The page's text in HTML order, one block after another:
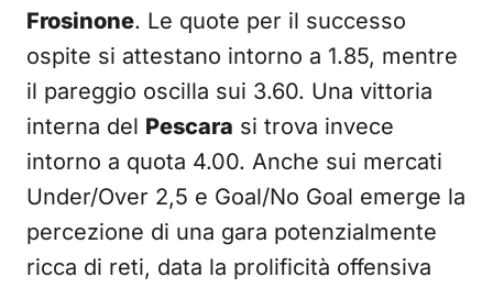
Frosinone. Le quote per il successo
ospite si attestano intorno a 1.85, mentre
il pareggio oscilla sui 3.60. Una vittoria
interna del Pescara si trova invece
intorno a quota 4.00. Anche sui mercati
Under/Over 2,5 e Goal/No Goal emerge la
percezione di una gara potenzialmente
ricca di reti, data la prolificità offensiva